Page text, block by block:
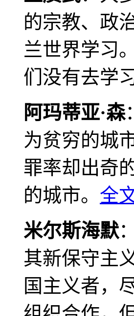
的宗教、政
兰世界学习
们没有去学
阿玛蒂亚·森
为贫穷的城
罪率却出奇
的城市。 全
米尔斯海默
其新保守主
国主义者，